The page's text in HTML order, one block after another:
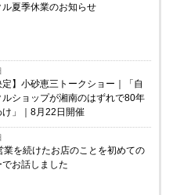
ル夏季休業のお知らせ
定】小砂恵三トークショー｜「自
ショップが湘南のはずれで80年
」｜8月22日開催
業を続けたお店のことを初めての
でお話しました